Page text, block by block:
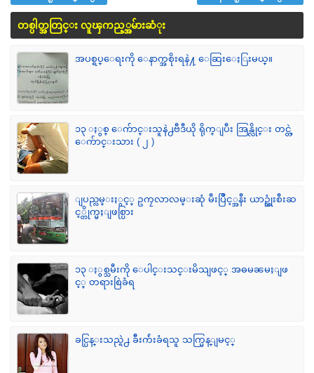
တစ္ပါတ္အတြင္း လူၾကည့္အမ်ားဆံုး
အပစ္ရပ္ေရးကို ေနာက္အစိုးရနဲ႔ ေဆြးေႏြးမယ္။
၁၃ ႏွစ္ ေက်ာင္းသူနဲ႕ဗီဒီယို ရိုက္ျပီး အြန္လိုင္း တင္တဲ့
ေက်ာင္းသား ( ၂ )
ျပည္လမ္းႏွင့္ ဥကၠလာလမ္းဆုံ မီးပြိဳင့္အနီး ယာဥ္သုံးစီးဆ
င့္တိုက္မႈျဖစ္ပြား
၁၃ ႏွစ္သမီးကို ေပါင္းသင္းမိသျဖင့္ အဓမၼမႈျဖ
င့္ တရားစြဲခံရ
ခင္ပြန္းသည္ရဲ႕ ခ်ီးက်ဴးခံရသူ သက္မြန္ျမင့္